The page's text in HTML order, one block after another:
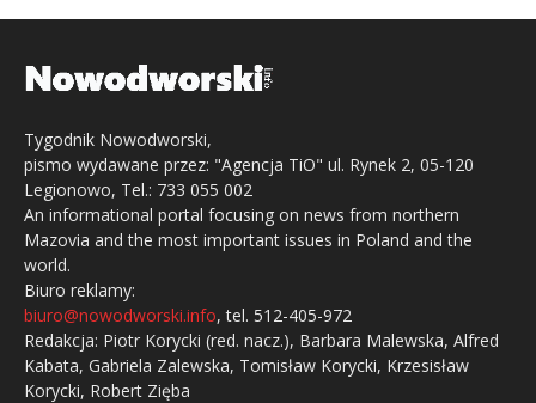
Tygodnik Nowodworski,
pismo wydawane przez: "Agencja TiO" ul. Rynek 2, 05-120
Legionowo, Tel.: 733 055 002
An informational portal focusing on news from northern
Mazovia and the most important issues in Poland and the
world.
Biuro reklamy:
biuro@nowodworski.info, tel. 512-405-972
Redakcja: Piotr Korycki (red. nacz.), Barbara Malewska, Alfred
Kabata, Gabriela Zalewska, Tomisław Korycki, Krzesisław
Korycki, Robert Zięba